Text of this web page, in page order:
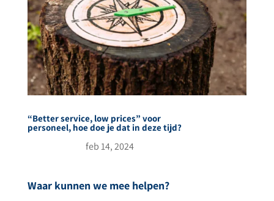
“Better service, low prices” voor
personeel, hoe doe je dat in deze tijd?
feb 14, 2024
Waar kunnen we mee helpen?